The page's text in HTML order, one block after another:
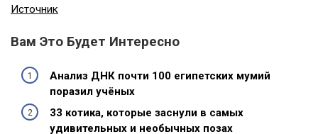
Источник
Вам Это Будет Интересно
Анализ ДНК почти 100 египетских мумий
поразил учёных
33 котика, которые заснули в самых
удивительных и необычных позах